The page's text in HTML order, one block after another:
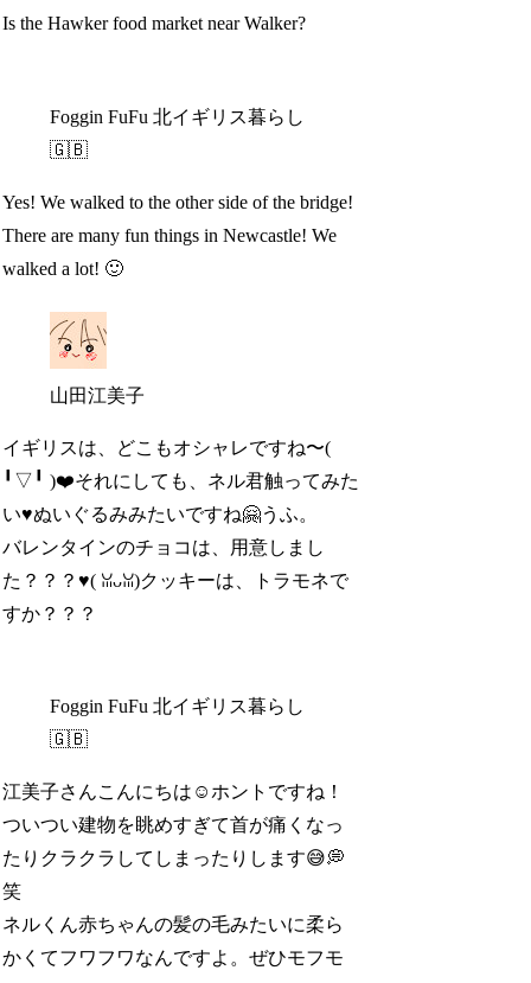
Is the Hawker food market near Walker?
Foggin FuFu 北イギリス暮らし
🇬🇧
Yes! We walked to the other side of the bridge!
There are many fun things in Newcastle! We
walked a lot! 🙂
山田江美子
イギリスは、どこもオシャレですね〜(
╹▽╹ )❤️それにしても、ネル君触ってみた
い♥ぬいぐるみみたいですね🤗うふ。
バレンタインのチョコは、用意しまし
た？？？♥( ꈍᴗꈍ)クッキーは、トラモネで
すか？？？
Foggin FuFu 北イギリス暮らし
🇬🇧
江美子さんこんにちは☺️ホントですね！
ついつい建物を眺めすぎて首が痛くなっ
たりクラクラしてしまったりします😅💭
笑
ネルくん赤ちゃんの髪の毛みたいに柔ら
かくてフワフワなんですよ。ぜひモフモ